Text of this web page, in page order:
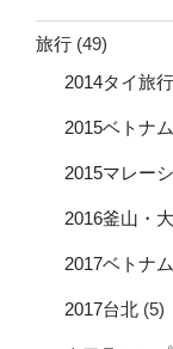
旅行 (49)
2014タイ旅行
2015ベトナ
2015マレー
2016釜山・
2017ベトナ
2017台北 (5)